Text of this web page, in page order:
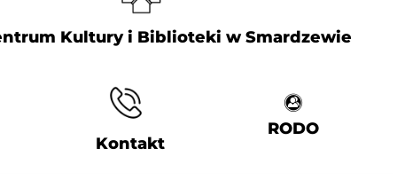
Kultury i Biblioteki w Smardzewie
Kontakt
RODO